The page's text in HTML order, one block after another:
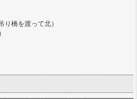
橋を渡って北）